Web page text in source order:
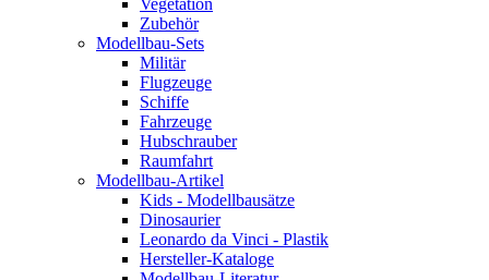
Vegetation
Zubehör
Modellbau-Sets
Militär
Flugzeuge
Schiffe
Fahrzeuge
Hubschrauber
Raumfahrt
Modellbau-Artikel
Kids - Modellbausätze
Dinosaurier
Leonardo da Vinci - Plastik
Hersteller-Kataloge